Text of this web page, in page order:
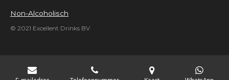
Non-Alcoholisch
© 2021 Excellent Drinks BV